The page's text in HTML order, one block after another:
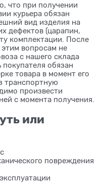
что при получении
курьера обязан
вид изделия на
дефектов (царапин,
комплектации. После
этим вопросам не
с нашего склада
покупателя обязан
товара в момент его
транспортную
произвести
с момента получения.
или
повреждения